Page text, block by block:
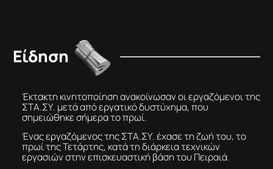
Είδηση
Έκτακτη κινητοποίηση ανακοίνωσαν οι εργαζόμενοι της
ΣΤΑ.ΣΥ. μετά από εργατικό δυστύχημα, που
σημειώθηκε σήμερα το πρωί.
Ένας εργαζόμενος της ΣΤΑ.ΣΥ. έχασε τη ζωή του, το
πρωί της Τετάρτης, κατά τη διάρκεια τεχνικών
εργασιών στην επισκευαστική βάση του Πειραιά.